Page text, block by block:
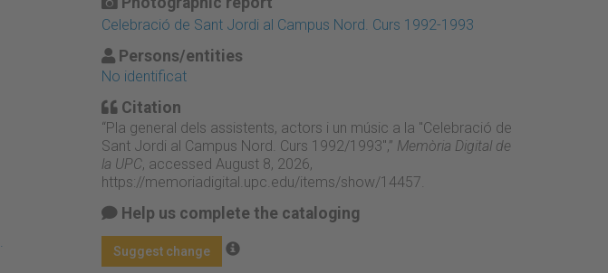
Celebració de Sant Jordi al Campus Nord. Curs 1992-1993
Persons/entities
No identificat
Citation
“Pla general dels assistents, actors i un músic a la "Celebració de
Sant Jordi al Campus Nord. Curs 1992/1993",” Memòria Digital de
la UPC, accessed August 8, 2026,
https://memoriadigital.upc.edu/items/show/14457
Help us complete the cataloging
Suggest change